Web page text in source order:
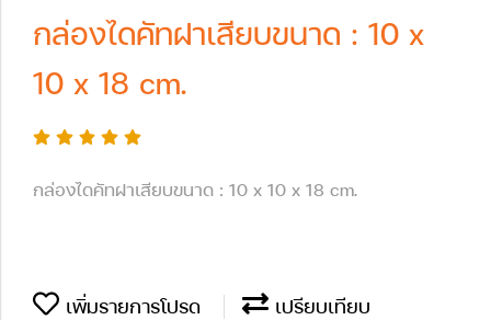
กล่องไดคัทฝาเสียบขนาด : 10 x
10 x 18 cm.
กล่องไดคัทฝาเสียบขนาด : 10 x 10 x 18 cm.
เพิ่มรายการโปรด เปรียบเทียบ